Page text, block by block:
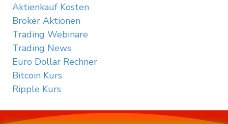
Aktienkauf Kosten
Broker Aktionen
Trading Webinare
Trading News
Euro Dollar Rechner
Bitcoin Kurs
Ripple Kurs